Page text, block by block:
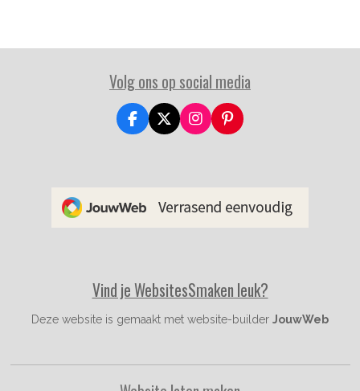
Volg ons op social media
F
a
o
X
I
n
r
P
i
e
Vind je WebsitesSmaken leuk?
Deze website is gemaakt met website-builder JouwWeb